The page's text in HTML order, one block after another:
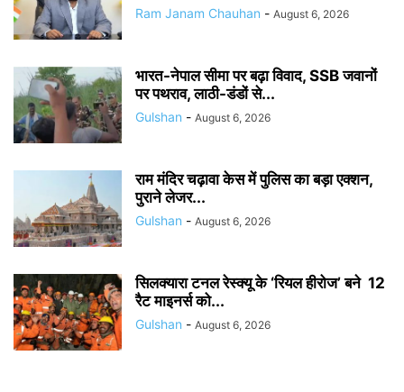
Ram Janam Chauhan - August 6, 2026
भारत-नेपाल सीमा पर बढ़ा विवाद, SSB जवानों
पर पथराव, लाठी-डंडों से...
Gulshan - August 6, 2026
राम मंदिर चढ़ावा केस में पुलिस का बड़ा एक्शन,
पुराने लेजर...
Gulshan - August 6, 2026
सिलक्यारा टनल रेस्क्यू के ‘रियल हीरोज’ बने 12
रैट माइनर्स को...
Gulshan - August 6, 2026